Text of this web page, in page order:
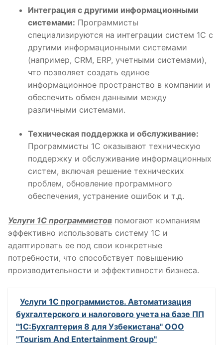
Интеграция с другими информационными
системами: Программисты
специализируются на интеграции систем 1С с
другими информационными системами
(например, CRM, ERP, учетными системами),
что позволяет создать единое
информационное пространство в компании и
обеспечить обмен данными между
различными системами.
Техническая поддержка и обслуживание:
Программисты 1С оказывают техническую
поддержку и обслуживание информационных
систем, включая решение технических
проблем, обновление программного
обеспечения, устранение ошибок и т.д.
Услуги 1С программистов помогают компаниям
эффективно использовать систему 1С и
адаптировать ее под свои конкретные
потребности, что способствует повышению
производительности и эффективности бизнеса.
Услуги 1С программистов. Автоматизация
бухгалтерского и налогового учета на базе ПП
"1С:Бухгалтерия 8 для Узбекистана" OOO
"Tourism And Entertainment Group"